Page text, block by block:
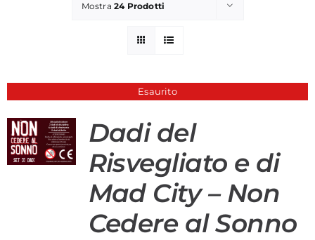
Strumenti di Sicurezza
Account
Carrello
Mostra 24 Prodotti
Esaurito
Dadi del
Risvegliato e di
Mad City – Non
Cedere al Sonno